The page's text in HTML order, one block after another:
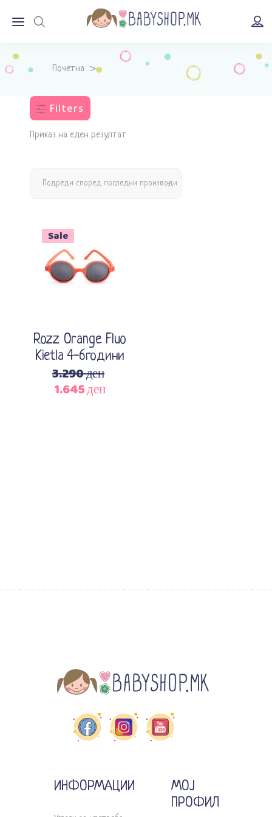
Почетна >
Filters
Приказ на еден резултат
Подреди според последни производи
Sale
Додади во кошничка
Rozz Orange Fluo
Kietla 4-6години
3.290ден
Original
1.645денCurrent
ИНФОРМАЦИИ
МОЈ
ПРОФИЛ